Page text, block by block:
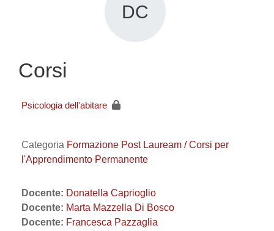
DC
Corsi
Psicologia dell'abitare
Categoria Formazione Post Lauream / Corsi per
l'Apprendimento Permanente
Docente: Donatella Caprioglio
Docente: Marta Mazzella Di Bosco
Docente: Francesca Pazzaglia